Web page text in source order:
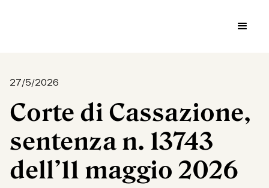
27/5/2026
Corte di Cassazione,
sentenza n. 13743
dell’11 maggio 2026